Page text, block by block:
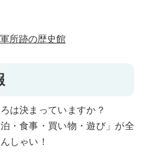
所跡の歴史館
は決まっていますか？
・食事・買い物・遊び」が全
しゃい！